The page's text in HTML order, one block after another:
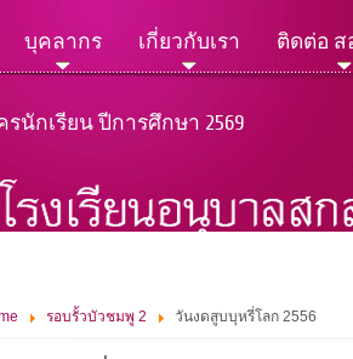
บุคลากร เกี่ยวกับเรา ติดต่อ ส
นักเรียน ปีการศึกษา 2569
รอบรั้วบัวชมพู 2 วันงดสูบบุหรี่โลก 2556